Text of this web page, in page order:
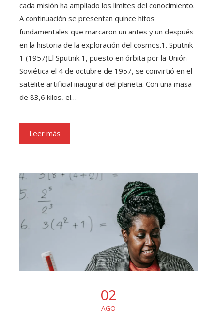
cada misión ha ampliado los límites del conocimiento.
A continuación se presentan quince hitos
fundamentales que marcaron un antes y un después
en la historia de la exploración del cosmos.1. Sputnik
1 (1957)El Sputnik 1, puesto en órbita por la Unión
Soviética el 4 de octubre de 1957, se convirtió en el
satélite artificial inaugural del planeta. Con una masa
de 83,6 kilos, el…
Leer más
02
AGO